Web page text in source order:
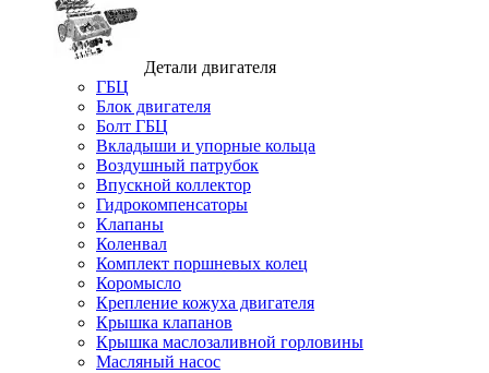
Детали двигателя
ГБЦ
Блок двигателя
Болт ГБЦ
Вкладыши и упорные кольца
Воздушный патрубок
Впускной коллектор
Гидрокомпенсаторы
Клапаны
Коленвал
Комплект поршневых колец
Коромысло
Крепление кожуха двигателя
Крышка клапанов
Крышка маслозаливной горловины
Масляный насос